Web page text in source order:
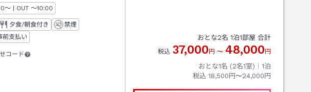
ックイン
～ | OUT チェックアウト
～10:00
夕食/朝食付き
禁煙
前支払い
コード
おとな2名 1泊1部屋 合計
税込 37,000円 〜 48,000円
おとな1名 (2名1室)｜ 1泊
税込 18,500円〜24,000円